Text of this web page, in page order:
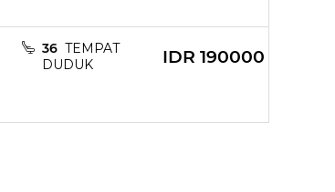
36 TEMPAT
DUDUK
IDR 190000